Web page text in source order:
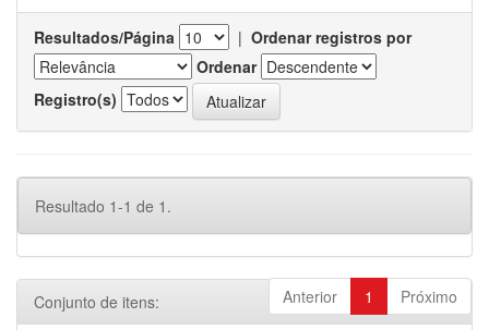
Resultados/Página | Ordenar registros por
Ordenar
Registro(s)
Resultado 1-1 de 1.
Anterior 1 Próximo
Conjunto de itens: